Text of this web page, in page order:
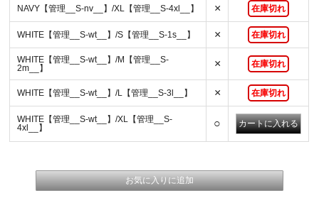
NAVY【管理__S-nv__】/XL【管理__S-4xl__】 × 在庫切れ
WHITE【管理__S-wt__】/S【管理__S-1s__】 × 在庫切れ
WHITE【管理__S-wt__】/M【管理__S-
2m__】
× 在庫切れ
WHITE【管理__S-wt__】/L【管理__S-3l__】 × 在庫切れ
WHITE【管理__S-wt__】/XL【管理__S-
4xl__】
○